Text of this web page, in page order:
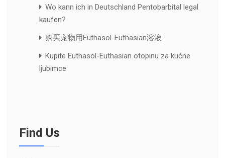
Wo kann ich in Deutschland Pentobarbital legal
kaufen?
购买宠物用Euthasol-Euthasian溶液
Kupite Euthasol-Euthasian otopinu za kućne
ljubimce
Find Us